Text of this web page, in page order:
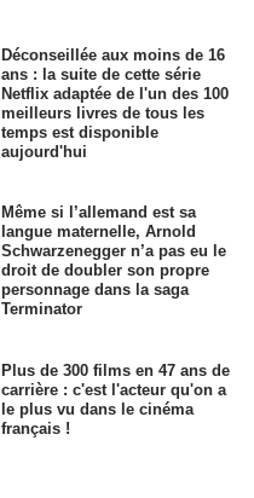
Déconseillée aux moins de 16
ans : la suite de cette série
Netflix adaptée de l'un des 100
meilleurs livres de tous les
temps est disponible
aujourd'hui
Même si l’allemand est sa
langue maternelle, Arnold
Schwarzenegger n’a pas eu le
droit de doubler son propre
personnage dans la saga
Terminator
Plus de 300 films en 47 ans de
carrière : c'est l'acteur qu'on a
le plus vu dans le cinéma
français !